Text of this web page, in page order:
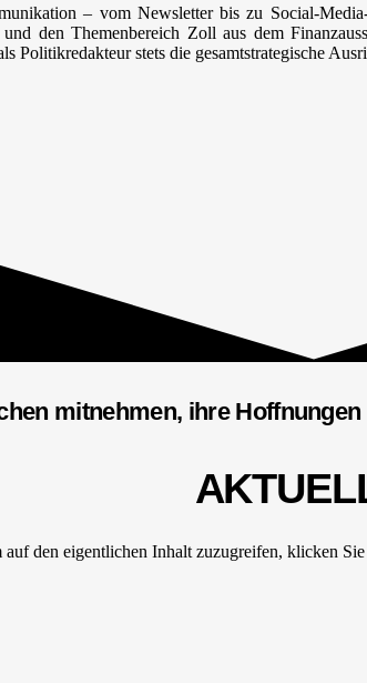
– vom Newsletter bis zu Social-
den Themenbereich Zoll aus dem
Politikredakteur stets die gesamtstrategische
mitnehmen, ihre
auf den eigentlichen Inhalt zuzugreifen, klicken